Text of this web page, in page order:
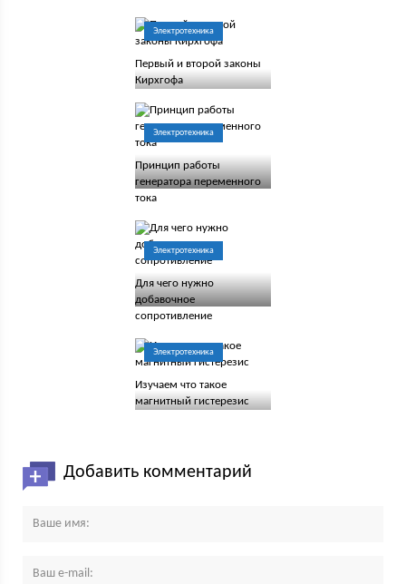
Электротехника
Первый и второй законы
Кирхгофа
Электротехника
Принцип работы
генератора переменного
тока
Электротехника
Для чего нужно
добавочное
сопротивление
Электротехника
Изучаем что такое
магнитный гистерезис
Добавить комментарий